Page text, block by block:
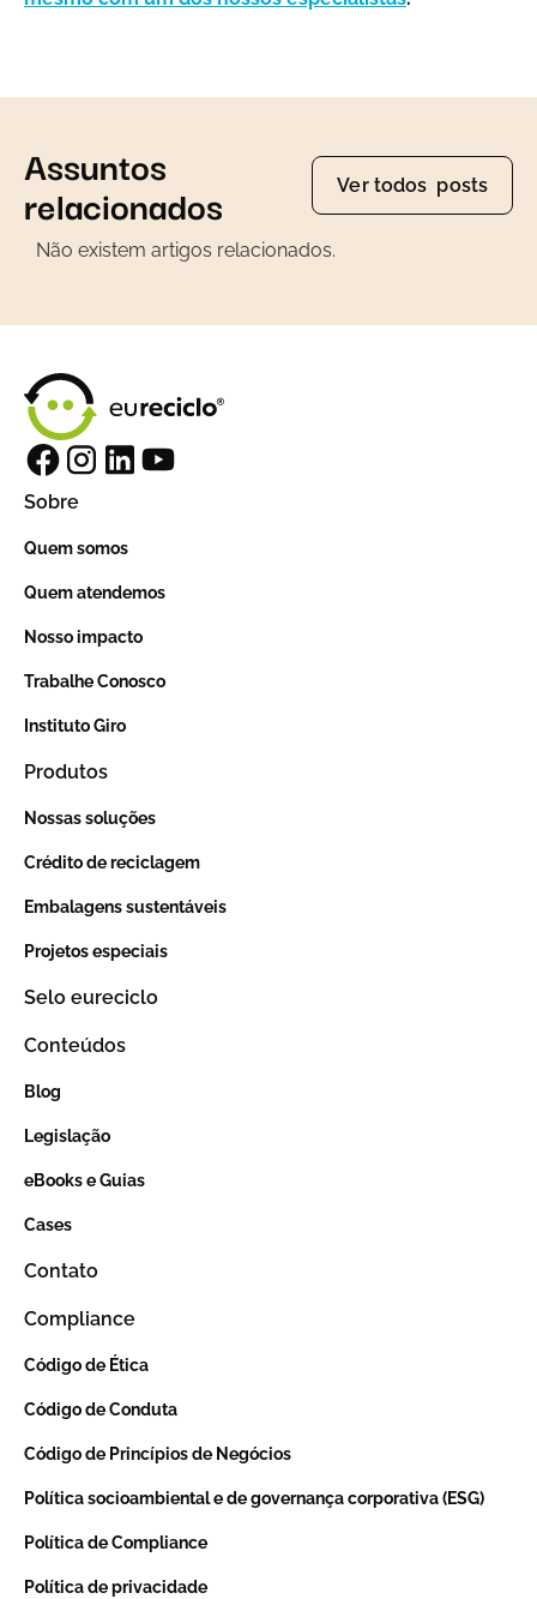
Assuntos
relacionados Ver todos posts
Não existem artigos relacionados.
Sobre
Quem somos
Quem atendemos
Nosso impacto
Trabalhe Conosco
Instituto Giro
Produtos
Nossas soluções
Crédito de reciclagem
Embalagens sustentáveis
Projetos especiais
Selo eureciclo
Conteúdos
Blog
Legislação
eBooks e Guias
Cases
Contato
Compliance
Código de Ética
Código de Conduta
Código de Princípios de Negócios
Política socioambiental e de governança corporativa (ESG)
Política de Compliance
Política de privacidade